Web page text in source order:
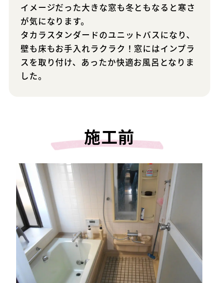
イメージだった大きな窓も冬ともなると寒さ
が気になります。
タカラスタンダードのユニットバスになり、
壁も床もお手入れラクラク！窓にはインプラ
スを取り付け、あったか快適お風呂となりま
した。
施工前